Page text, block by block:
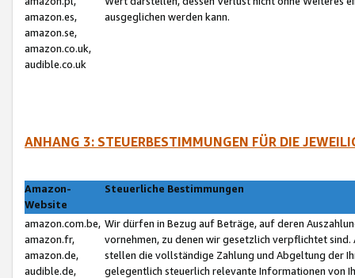
amazon.es,
amazon.se,
amazon.co.uk,
audible.co.uk
ausgeglichen werden kann.
ANHANG 3: STEUERBESTIMMUNGEN FÜR DIE
Amazon-
Website
Steuerliche Bestimmungen
amazon.com.be,
amazon.fr,
amazon.de,
audible.de,
Wir dürfen in Bezug auf Beträge, auf deren
vornehmen, zu denen wir gesetzlich verpflichtet
stellen die vollständige Zahlung und Abgeltung der
gelegentlich steuerlich relevante Informationen von